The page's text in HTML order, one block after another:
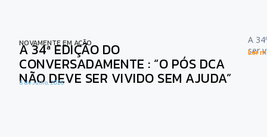
NOVAMENTE EM AÇÃO
A 34ª EDIÇÃO DO
CONVERSADAMENTE : “O PÓS DCA
NÃO DEVE SER VIVIDO SEM AJUDA”
6 de Julho, 2026
A
ser
Ler